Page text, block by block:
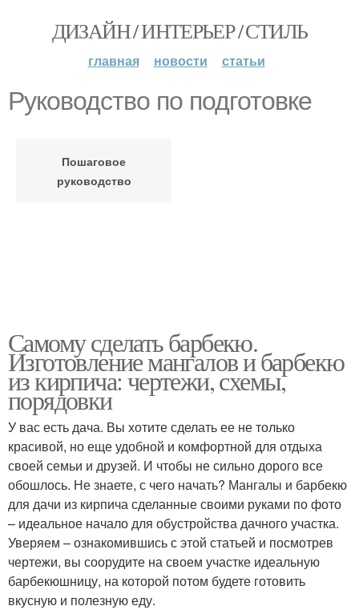
ДИЗАЙН / ИНТЕРЬЕР / СТИЛЬ
главная новости статьи
Руководство по подготовке
Пошаговое
руководство
Самому сделать барбекю.
Изготовление мангалов и барбекю
из кирпича: чертежи, схемы,
порядовки
У вас есть дача. Вы хотите сделать ее не только
красивой, но еще удобной и комфортной для отдыха
своей семьи и друзей. И чтобы не сильно дорого все
обошлось. Не знаете, с чего начать? Мангалы и барбекю
для дачи из кирпича сделанные своими руками по фото
– идеальное начало для обустройства дачного участка.
Уверяем – ознакомившись с этой статьей и посмотрев
чертежи, вы соорудите на своем участке идеальную
барбекюшницу, на которой потом будете готовить
вкусную и полезную еду.